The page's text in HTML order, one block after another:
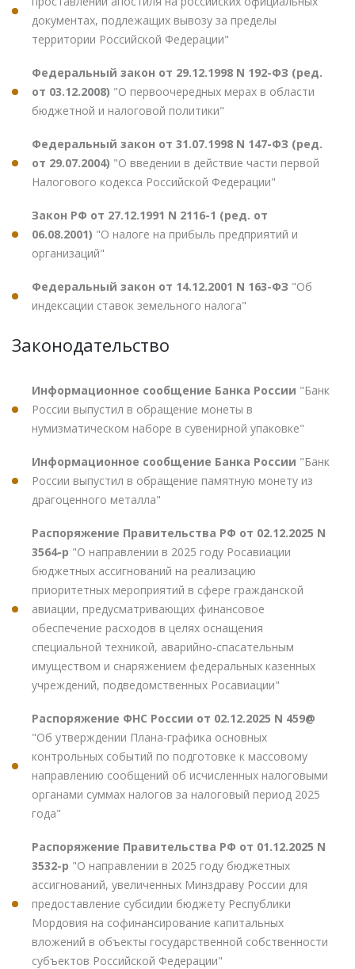
документах, подлежащих вывозу за пределы
территории Российской Федерации"
Федеральный закон от 29.12.1998 N 192-ФЗ (ред.
от 03.12.2008) "О первоочередных мерах в области
бюджетной и налоговой политики"
Федеральный закон от 31.07.1998 N 147-ФЗ (ред.
от 29.07.2004) "О введении в действие части первой
Налогового кодекса Российской Федерации"
Закон РФ от 27.12.1991 N 2116-1 (ред. от
06.08.2001) "О налоге на прибыль предприятий и
организаций"
Федеральный закон от 14.12.2001 N 163-ФЗ "Об
индексации ставок земельного налога"
Законодательство
Информационное сообщение Банка России "Банк
России выпустил в обращение монеты в
нумизматическом наборе в сувенирной упаковке"
Информационное сообщение Банка России "Банк
России выпустил в обращение памятную монету из
драгоценного металла"
Распоряжение Правительства РФ от 02.12.2025 N
3564-р "О направлении в 2025 году Росавиации
бюджетных ассигнований на реализацию
приоритетных мероприятий в сфере гражданской
авиации, предусматривающих финансовое
обеспечение расходов в целях оснащения
специальной техникой, аварийно-спасательным
имуществом и снаряжением федеральных казенных
учреждений, подведомственных Росавиации"
Распоряжение ФНС России от 02.12.2025 N 459@
"Об утверждении Плана-графика основных
контрольных событий по подготовке к массовому
направлению сообщений об исчисленных налоговыми
органами суммах налогов за налоговый период 2025
года"
Распоряжение Правительства РФ от 01.12.2025 N
3532-р "О направлении в 2025 году бюджетных
ассигнований, увеличенных Минздраву России для
предоставление субсидии бюджету Республики
Мордовия на софинансирование капитальных
вложений в объекты государственной собственности
субъектов Российской Федерации"